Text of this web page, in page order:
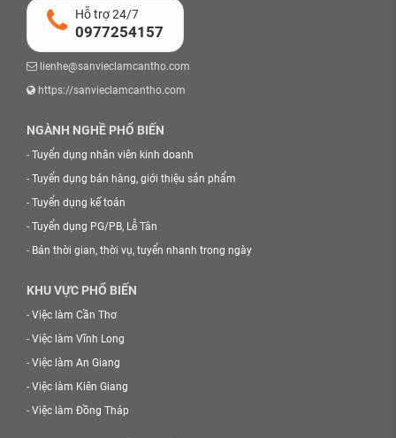
Hỗ trợ 24/7
0977254157
lienhe@sanvieclamcantho.com
https://sanvieclamcantho.com
NGÀNH NGHỀ PHỔ BIẾN
- Tuyển dụng nhân viên kinh doanh
- Tuyển dụng bán hàng, giới thiệu sản phẩm
- Tuyển dụng kế toán
- Tuyển dụng PG/PB, Lễ Tân
- Bán thời gian, thời vụ, tuyển nhanh trong ngày
KHU VỰC PHỔ BIẾN
- Việc làm Cần Thơ
- Việc làm Vĩnh Long
- Việc làm An Giang
- Việc làm Kiên Giang
- Việc làm Đồng Tháp